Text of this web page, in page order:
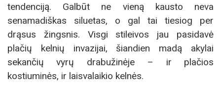
tendenciją. Galbūt ne vieną kausto neva
senamadiškas siluetas, o gal tai tiesiog per
drąsus žingsnis. Visgi stileivos jau pasidavė
plačių kelnių invazijai, šiandien madą akylai
sekančių vyrų drabužinėje – ir plačios
kostiuminės, ir laisvalaikio kelnės.